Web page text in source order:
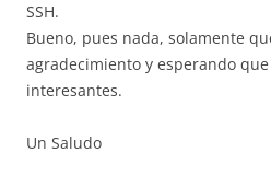
SSH.
Bueno, pues nada, solamente
agradecimiento y esperando
interesantes.
Un Saludo